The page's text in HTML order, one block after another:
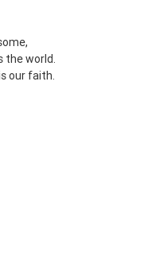
the world.
our faith.